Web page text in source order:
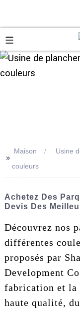
>>
Maison
Usine
couleurs
Achetez Des
Devis Des
Découvrez nos
différentes
proposés par
Development
fabrication et la
haute qualité,